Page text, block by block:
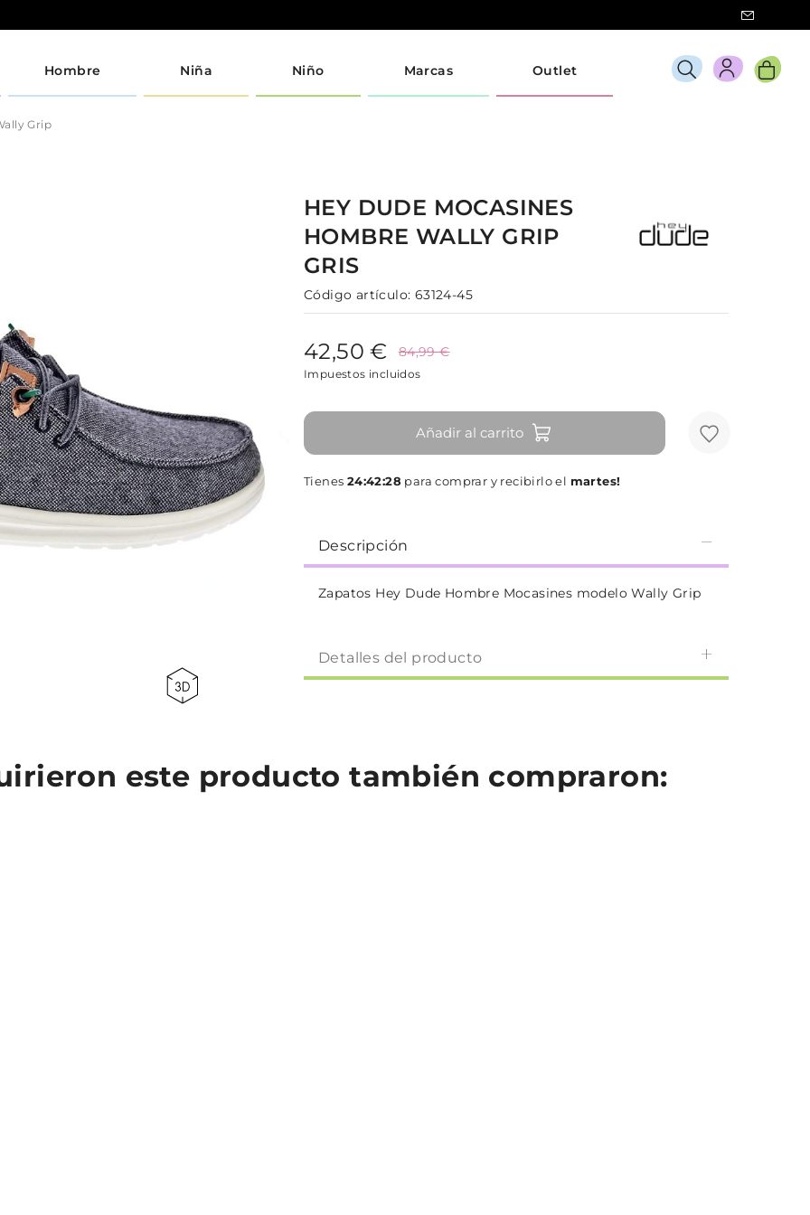
Hombre Niña Niño Marcas Outlet
Grip
HEY DUDE MOCASINES
HOMBRE WALLY GRIP
GRIS
Código artículo: 63124-45
42,50 € 84,99 €
Impuestos incluidos
Añadir al carrito
Tienes 24:42:27 para comprar y recibirlo el martes!
Descripción
Zapatos Hey Dude Hombre Mocasines modelo Wally Grip
Detalles del producto
este producto también compraron: